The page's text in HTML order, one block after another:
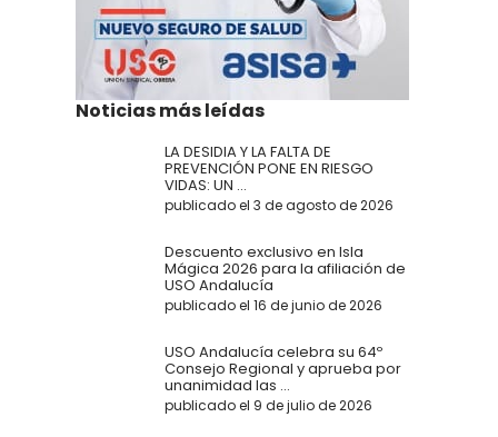
Noticias más leídas
LA DESIDIA Y LA FALTA DE
PREVENCIÓN PONE EN RIESGO
VIDAS: UN ...
publicado el 3 de agosto de 2026
Descuento exclusivo en Isla
Mágica 2026 para la afiliación de
USO Andalucía
publicado el 16 de junio de 2026
USO Andalucía celebra su 64º
Consejo Regional y aprueba por
unanimidad las ...
publicado el 9 de julio de 2026